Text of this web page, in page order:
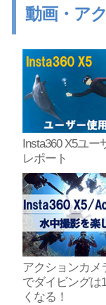
動画・ア
Insta360 X5ユー
レポート
アクションカメ
でダイビングは
くなる！